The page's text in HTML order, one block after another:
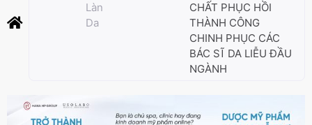
Làn
Da
CHẤT PHỤC HỒI
THÀNH CÔNG
CHINH PHỤC CÁC
BÁC SĨ DA LIỄU ĐẦU
NGÀNH